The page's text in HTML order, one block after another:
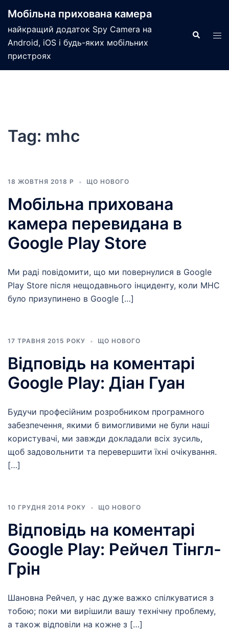
Мобільна прихована камера
найкращий додаток Spy Camera на
Android, iOS і будь-яких мобільних
пристроях
Tag: mhc
18 ЖОВТНЯ 2018 Р ЩО НОВОГО
Мобільна прихована
камера перевидана в
Google Play Store
Ми раді повідомити, що ми повернулися в Google
Play Store після нещодавнього інциденту, коли MHC
було призупинено в Google […]
17 ТРАВНЯ 2015 РОКУ ЩО НОВОГО
Відповідь на коментарі
Google Play: Діан Гуан
Будучи професійним розробником програмного
забезпечення, якими б вимогливими не були наші
користувачі, ми завжди докладали всіх зусиль,
щоб задовольнити та перевершити їхні очікування.
[…]
10 ГРУДНЯ 2014 РОКУ ЩО НОВОГО
Відповідь на коментарі
Google Play: Рейчел Тінгл-
Грін
Шановна Рейчел, у нас дуже важко спілкуватися з
тобою; поки ми вирішили вашу технічну проблему,
а також відповіли на кожне з […]